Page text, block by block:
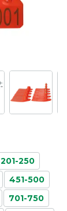
201-250
451-500
701-750